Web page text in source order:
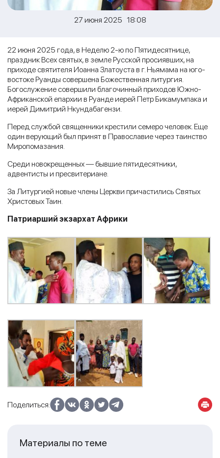
27 июня 2025 18:08
22 июня 2025 года, в Неделю 2-ю по Пятидесятнице,
праздник Всех святых, в земле Русской просиявших, на
приходе святителя Иоанна Златоуста в г. Ньямама на юго-
востоке Руанды совершена Божественная литургия.
Богослужение совершили благочинный приходов Южно-
Африканской епархии в Руанде иерей Петр Бикамумпака и
иерей Димитрий Нкундабагензи.
Перед службой священники крестили семеро человек. Еще
один верующий был принят в Православие через таинство
Миропомазания.
Среди новокрещенных — бывшие пятидесятники,
адвентисты и пресвитериане.
За Литургией новые члены Церкви причастились Святых
Христовых Таин.
Патриарший экзархат Африки
Поделиться:
Материалы по теме